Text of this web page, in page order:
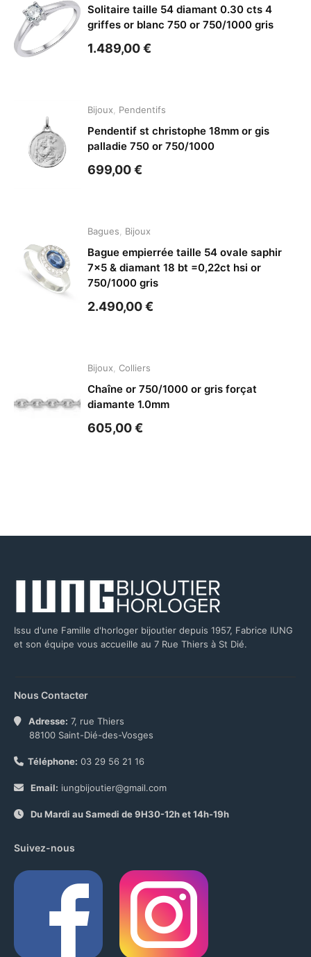
Solitaire taille 54 diamant 0.30 cts 4
griffes or blanc 750 or 750/1000 gris
1.489,00€
Bijoux Pendentifs
Pendentif st christophe 18mm or gis
palladie 750 or 750/1000
699,00€
Bagues Bijoux
Bague empierrée taille 54 ovale saphir
7×5 & diamant 18 bt =0,22ct hsi or
750/1000 gris
2.490,00€
Bijoux Colliers
Chaîne or 750/1000 or gris forçat
diamante 1.0mm
605,00€
Issu d'une Famille d'horloger bijoutier depuis 1957, Fabrice IUNG
et son équipe vous accueille au 7 Rue Thiers à St Dié.
Nous Contacter
Adresse: 7, rue Thiers
88100 Saint-Dié-des-Vosges
Téléphone: 03 29 56 21 16
Email: iungbijoutier@gmail.com
Du Mardi au Samedi de 9H30-12h et 14h-19h
Suivez-nous